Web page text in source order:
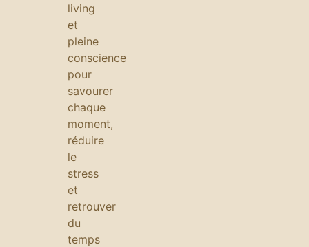
living
et
pleine
conscience
pour
savourer
chaque
moment,
réduire
le
stress
et
retrouver
du
temps